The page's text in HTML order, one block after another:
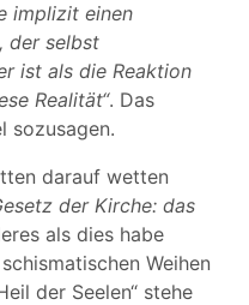
implizit einen
der selbst
ist als die Reaktion
Realität“. Das
sozusagen.
darauf wetten
der Kirche: das
als dies habe
Weihen
der Seelen“ stehe